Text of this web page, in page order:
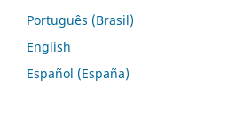
Português (Brasil)
English
Español (España)